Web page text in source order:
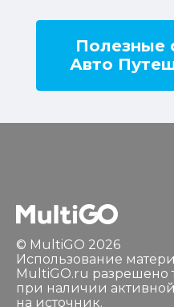
Полезные
Авто
© MultiGO 2026
Использование
MultiGO.ru разрешено
при наличии
на источник.